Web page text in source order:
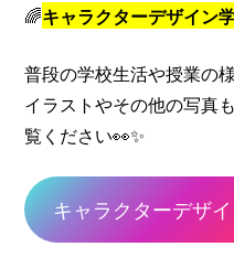
🌈キャラクターデザイン
普段の学校生活や授業の
イラストやその他の写真
覧ください👀✨
キャラクターデザ